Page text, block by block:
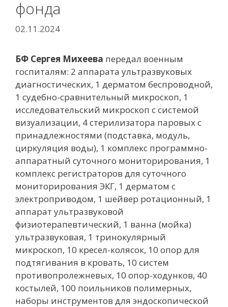
фонда
02.11.2024
БФ Сергея Михеева передал военным
госпиталям: 2 аппарата ультразвуковых
диагностических, 1 дерматом беспроводной,
1 судебно-сравнительный микроскоп, 1
исследовательский микроскоп с системой
визуализации, 4 стерилизатора паровых с
принадлежностями (подставка, модуль,
циркуляция воды), 1 комплекс программно-
аппаратный суточного мониторирования, 1
комплекс регистраторов для суточного
мониторирования ЭКГ, 1 дерматом с
электроприводом, 1 шейвер ротационный, 1
аппарат ультразвуковой
физиотерапевтический, 1 ванна (мойка)
ультразвуковая, 1 тринокулярный
микроскоп, 10 кресел-колясок, 10 опор для
подтягивания в кровать, 10 систем
противопролежневых, 10 опор-ходунков, 40
костылей, 100 поильников полимерных,
наборы инструментов для эндоскопической